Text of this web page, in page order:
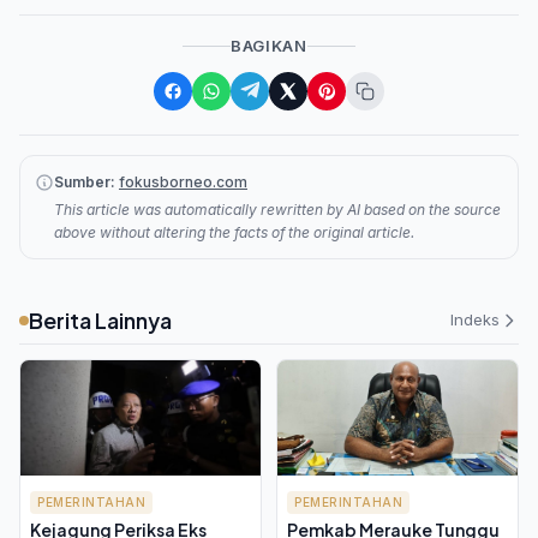
BAGIKAN
Sumber: fokusborneo.com
This article was automatically rewritten by AI based on the source
above without altering the facts of the original article.
Berita Lainnya Indeks
PEMERINTAHAN
Kejagung Periksa Eks
PEMERINTAHAN
Pemkab Merauke Tunggu